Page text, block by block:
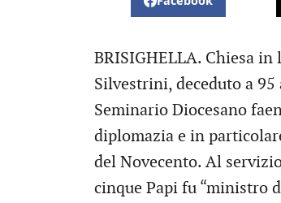
BRISIGHELLA. Chiesa
Silvestrini, deceduto a
Seminario Diocesano
diplomazia e in
del Novecento. Al
cinque Papi fu “ministro